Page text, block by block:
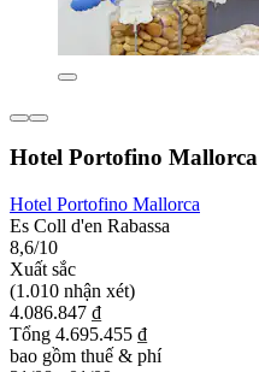
Hotel Portofino Mallorca
Hotel Portofino Mallorca
Es Coll d'en Rabassa
8,6/10
Xuất sắc
(1.010 nhận xét)
4.086.847 ₫
Tổng 4.695.455 ₫
bao gồm thuế & phí